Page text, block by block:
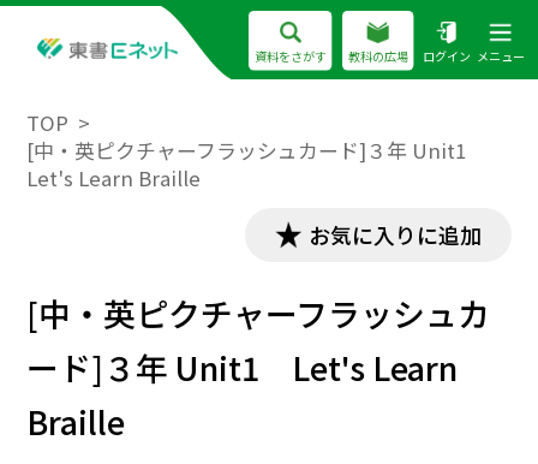
資料をさがす 教科の広場 ログイン メニュー
TOP
[中・英ピクチャーフラッシュカード]３年 Unit1
Let's Learn Braille
お気に入りに追加
[中・英ピクチャーフラッシュカ
ード]３年 Unit1 Let's Learn
Braille